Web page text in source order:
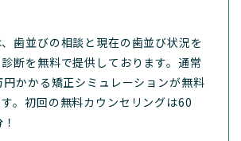
歯並びの相談と現在の歯並び状況を
断を無料で提供しております。通常
円かかる矯正シミュレーションが無料
。初回の無料カウンセリングは60